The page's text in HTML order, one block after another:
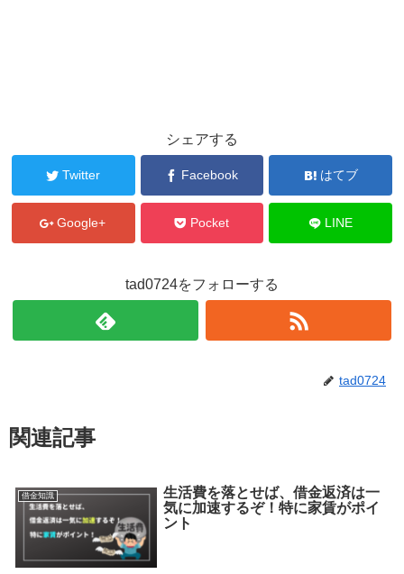
シェアする
Twitter Facebook はてブ
Google+ Pocket LINE
tad0724をフォローする
tad0724
関連記事
借金知識
生活費を落とせば、借金返済は一
気に加速するぞ！特に家賃がポイ
ント